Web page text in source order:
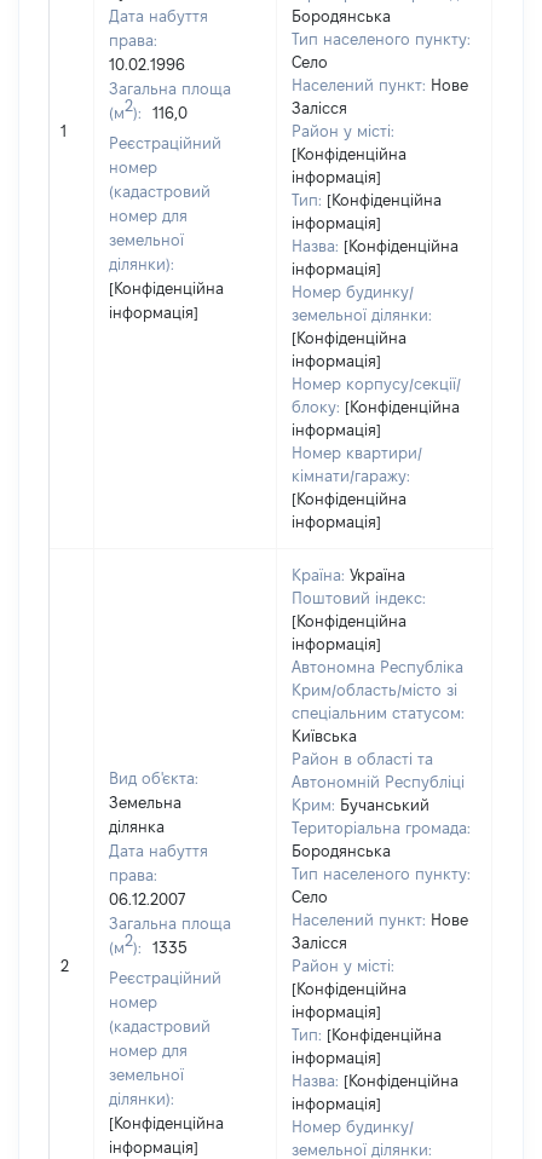
1
Дата набуття
права:
10.02.1996
Загальна площа
(м2):
116,0
Реєстраційний
номер
(кадастровий
номер для
земельної
ділянки):
[Конфіденційна
інформація]
Бородянська
Тип населеного пункту:
Село
Населений пункт: Нове
Залісся
Район у місті:
[Конфіденційна
інформація]
Тип: [Конфіденційна
інформація]
Назва: [Конфіденційна
інформація]
Номер будинку/
земельної ділянки:
[Конфіденційна
інформація]
Номер корпусу/секції/
блоку: [Конфіденційна
інформація]
Номер квартири/
кімнати/гаражу:
[Конфіденційна
інформація]
2
Вид об'єкта:
Земельна
ділянка
Дата набуття
права:
06.12.2007
Загальна площа
(м2):
1335
Реєстраційний
номер
(кадастровий
номер для
земельної
ділянки):
[Конфіденційна
інформація]
Країна: Україна
Поштовий індекс:
[Конфіденційна
інформація]
Автономна Республіка
Крим/область/місто зі
спеціальним статусом:
Київська
Район в області та
Автономній Республіці
Крим: Бучанський
Територіальна громада:
Бородянська
Тип населеного пункту:
Село
Населений пункт: Нове
Залісся
Район у місті:
[Конфіденційна
інформація]
Тип: [Конфіденційна
інформація]
Назва: [Конфіденційна
інформація]
Номер будинку/
земельної ділянки: